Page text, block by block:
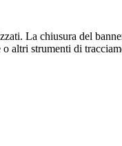
La chiusura del
altri strumenti di